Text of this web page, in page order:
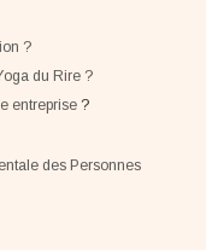
?
du Rire ?
entreprise?
des Personnes